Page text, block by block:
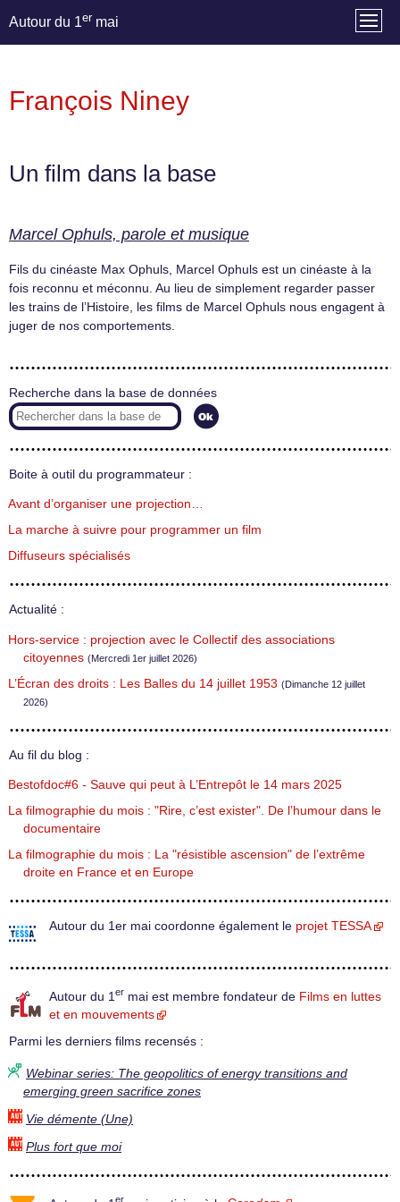
Autour du 1er mai
François Niney
Un film dans la base
Marcel Ophuls, parole et musique
Fils du cinéaste Max Ophuls, Marcel Ophuls est un cinéaste à la
fois reconnu et méconnu. Au lieu de simplement regarder passer
les trains de l’Histoire, les films de Marcel Ophuls nous engagent à
juger de nos comportements.
Recherche dans la base de données
Boite à outil du programmateur :
Avant d’organiser une projection…
La marche à suivre pour programmer un film
Diffuseurs spécialisés
Actualité :
Hors-service : projection avec le Collectif des associations
citoyennes (Mercredi 1er juillet 2026)
L’Écran des droits : Les Balles du 14 juillet 1953 (Dimanche 12 juillet
2026)
Au fil du blog :
Bestofdoc#6 - Sauve qui peut à L’Entrepôt le 14 mars 2025
La filmographie du mois : "Rire, c’est exister". De l’humour dans le
documentaire
La filmographie du mois : La "résistible ascension" de l’extrême
droite en France et en Europe
Autour du 1er mai coordonne également le projet TESSA
Autour du 1 er mai est membre fondateur de Films en luttes
et en mouvements
Parmi les derniers films recensés :
Webinar series: The geopolitics of energy transitions and
emerging green sacrifice zones
Vie démente (Une)
Plus fort que moi
er